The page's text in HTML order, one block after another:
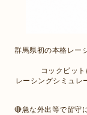
群馬県初の本格レー
コックピッ
レーシングシミュレ
🔴急な外出等で留守